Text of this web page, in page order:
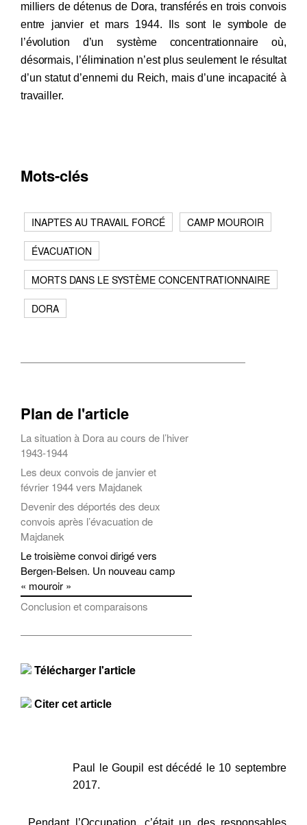
milliers de détenus de Dora, transférés en trois convois
entre janvier et mars 1944. Ils sont le symbole de
l’évolution d’un système concentrationnaire où,
désormais, l’élimination n’est plus seulement le résultat
d’un statut d’ennemi du Reich, mais d’une incapacité à
travailler.
Mots-clés
INAPTES AU TRAVAIL FORCÉ CAMP MOUROIR
ÉVACUATION
MORTS DANS LE SYSTÈME CONCENTRATIONNAIRE
DORA
Plan de l'article
La situation à Dora au cours de l’hiver
1943-1944
Les deux convois de janvier et
février 1944 vers Majdanek
Devenir des déportés des deux
convois après l’évacuation de
Majdanek
Le troisième convoi dirigé vers
Bergen-Belsen. Un nouveau camp
« mouroir »
Conclusion et comparaisons
Télécharger l'article
Citer cet article
Paul le Goupil est décédé le 10 septembre
2017.
Pendant l’Occupation, c’était un des responsables